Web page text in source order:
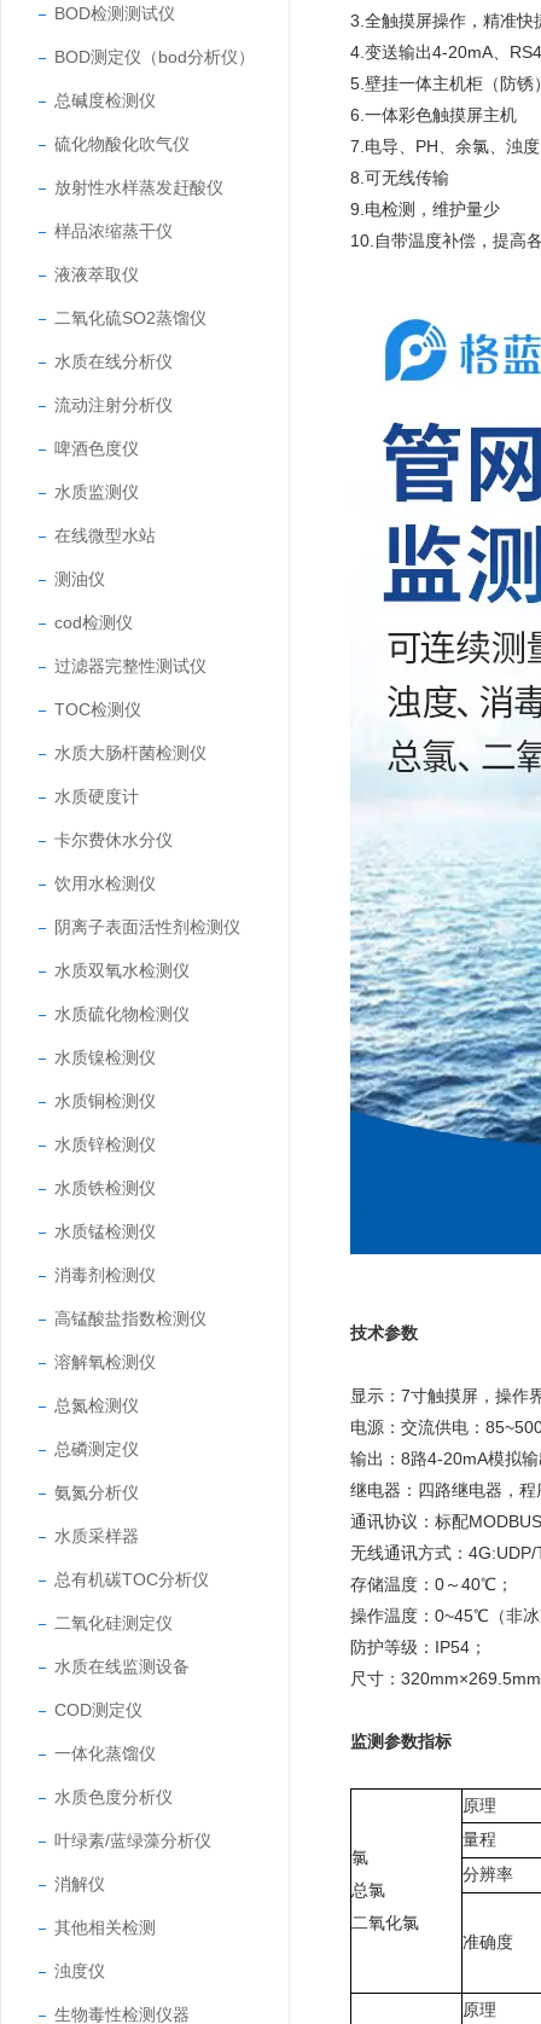
BOD检测测试仪
BOD测定仪（bod分析仪）
总碱度检测仪
硫化物酸化吹气仪
放射性水样蒸发赶酸仪
样品浓缩蒸干仪
液液萃取仪
二氧化硫SO2蒸馏仪
水质在线分析仪
流动注射分析仪
啤酒色度仪
水质监测仪
在线微型水站
测油仪
cod检测仪
过滤器完整性测试仪
TOC检测仪
水质大肠杆菌检测仪
水质硬度计
卡尔费休水分仪
饮用水检测仪
阴离子表面活性剂检测仪
水质双氧水检测仪
水质硫化物检测仪
水质镍检测仪
水质铜检测仪
水质锌检测仪
水质铁检测仪
水质锰检测仪
消毒剂检测仪
高锰酸盐指数检测仪
溶解氧检测仪
总氮检测仪
总磷测定仪
氨氮分析仪
水质采样器
总有机碳TOC分析仪
二氧化硅测定仪
水质在线监测设备
COD测定仪
一体化蒸馏仪
水质色度分析仪
叶绿素/蓝绿藻分析仪
消解仪
其他相关检测
浊度仪
生物毒性检测仪器
3. 全触摸屏操作，精准快
4. 变送输出4-20mA
5. 壁挂一体主机柜（防锈
6. 一体彩色触摸屏主机
7. 电导、 PH 、余氯、浊
8. 可无线传输
9. 电检测，维护量少
10. 自带温度补偿，提高
技术参数
显示：7寸触摸屏，操作
电源：交流供电：
输出：8路4-20mA模拟
继电器：四路继电器，
通讯协议：标配
无线通讯方式：
存储温度：0～40℃；
操作温度：0~45℃（非
防护等级：IP54；
尺寸：
监测参数指标
氯
总氯
二氧化氯
原理
量程
分辨率
准确度
原理